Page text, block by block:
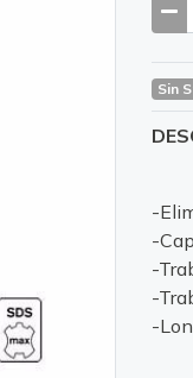
Sin
-
-
-
-
-